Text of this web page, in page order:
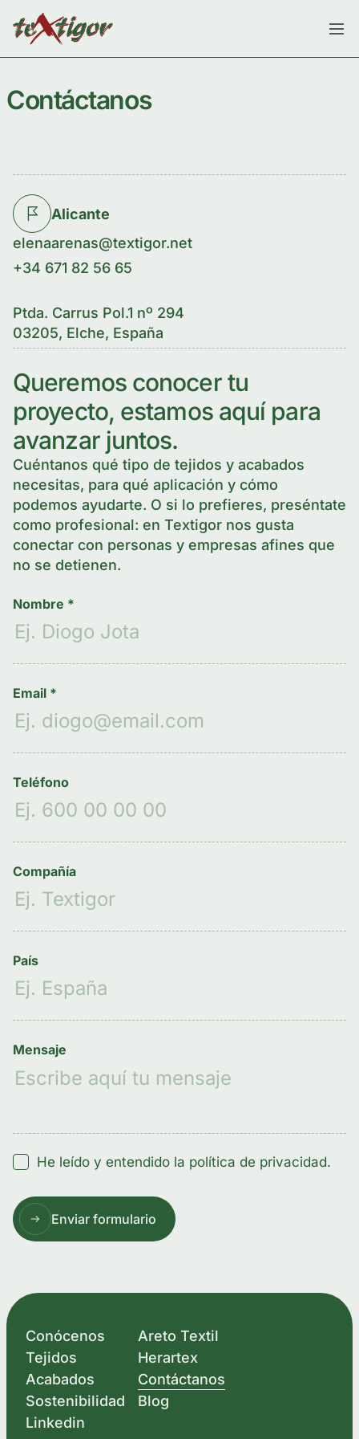
Contáctanos
Alicante
elenaarenas@textigor.net
+34 671 82 56 65
Ptda. Carrus Pol.1 nº 294
03205, Elche, España
Queremos conocer tu
proyecto, estamos aquí para
avanzar juntos.
Cuéntanos qué tipo de tejidos y acabados
necesitas, para qué aplicación y cómo
podemos ayudarte. O si lo prefieres, preséntate
como profesional: en Textigor nos gusta
conectar con personas y empresas afines que
no se detienen.
Nombre *
Email *
Teléfono
Compañía
País
Mensaje
He leído y entendido la política de privacidad.
Enviar formulario
Conócenos
Tejidos
Acabados
Sostenibilidad
Areto Textil
Herartex
Contáctanos
Blog
Linkedin